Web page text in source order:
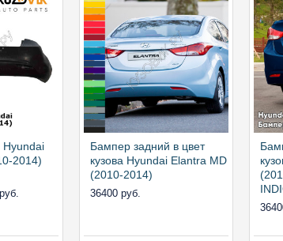
2014)
Бампер задний в цвет
кузова Hyundai Elantra MD
(2010-2014)
36400 руб.